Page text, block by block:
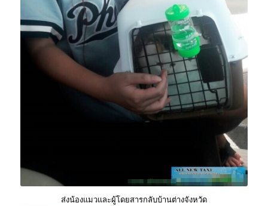
ส่งน้องแมวและผู้โดยสารกลับบ้านต่างจังหวัด